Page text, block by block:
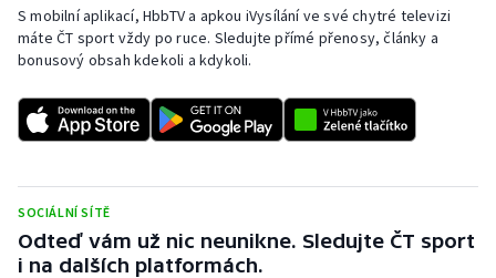
Rychlostní kanoistika
Short track
Stolní tenis
Triatlon
S mobilní aplikací, HbbTV a apkou iVysílání ve své chytré televizi
máte ČT sport vždy po ruce. Sledujte přímé přenosy, články a
bonusový obsah kdekoli a kdykoli.
SOCIÁLNÍ SÍTĚ
Odteď vám už nic neunikne. Sledujte ČT sport
i na dalších platformách.